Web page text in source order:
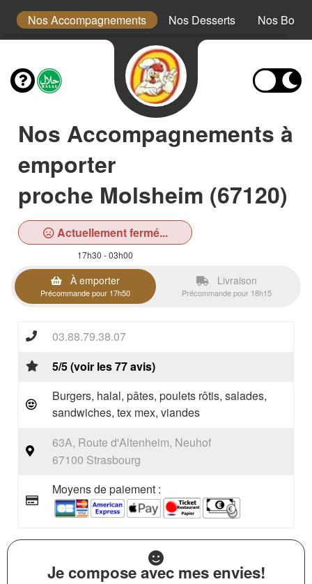
Nos Accompagnements Nos Desserts Nos
Nos Accompagnements à
emporter
proche Molsheim (67120)
Actuellement fermé...
17h30 - 03h00
À emporter
Précommande pour 17h50
Livraison
Précommande pour 18h15
03.88.79.38.07
5/5 (voir les 77 avis)
Burgers, halal, pâtes, poulets rôtis, salades,
sandwiches, tex mex, viandes
63A, Route d'Altenheim, Neuhof
67100 Strasbourg
Moyens de paiement :
Je compose avec mes envies!